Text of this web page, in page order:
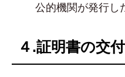
公的機関が発行し
４.証明書の交付